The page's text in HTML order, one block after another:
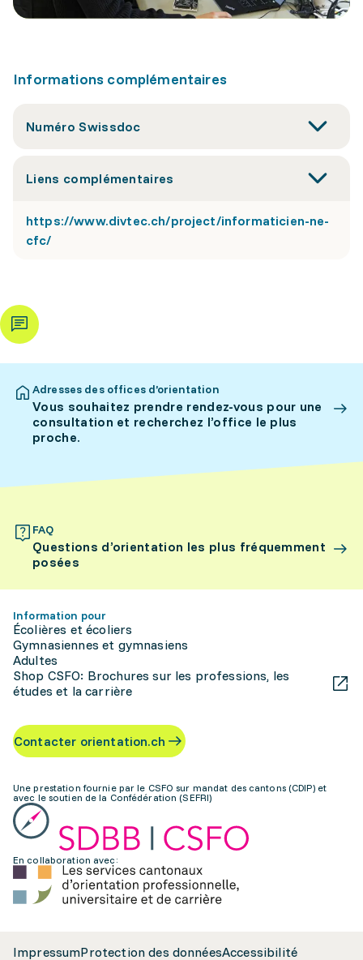
Informations complémentaires
Numéro Swissdoc
Liens complémentaires
https://www.divtec.ch/project/informaticien-ne-
cfc/
Adresses des offices d’orientation
Vous souhaitez prendre rendez-vous pour une
consultation et recherchez l’office le plus
proche.
FAQ
Questions d’orientation les plus fréquemment
posées
Information pour
Écolières et écoliers
Gymnasiennes et gymnasiens
Adultes
Shop CSFO: Brochures sur les professions, les
études et la carrière
Contacter orientation.ch
Une prestation fournie par le CSFO sur mandat des cantons (CDIP) et
avec le soutien de la Confédération (SEFRI)
En collaboration avec:
ImpressumProtection des donnéesAccessibilité